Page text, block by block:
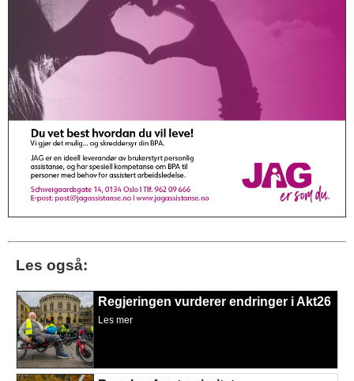
Les også:
Regjeringen vurderer endringer i Akt26
Les mer